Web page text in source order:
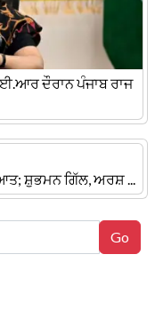
ਦੌਰਾਨ ਪੰਜਾਬ ਰਾਜ
ਸ਼ੁਭਮਨ ਗਿੱਲ, ਅਰਸ਼ ...